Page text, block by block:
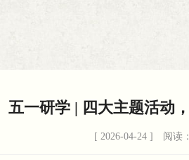
五一研学 | 四大主题活动
[ 2026-04-24 ] 阅读